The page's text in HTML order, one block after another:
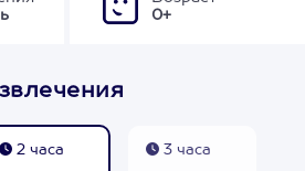
0+
2 часа 3 часа